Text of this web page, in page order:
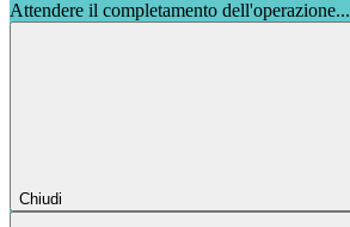
Attendere il completamento dell'operazione...
Chiudi